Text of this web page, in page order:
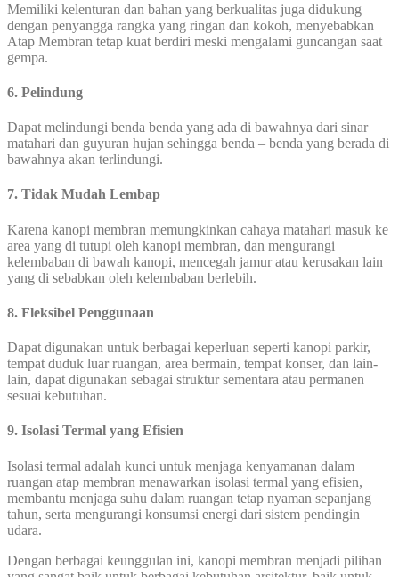
Memiliki kelenturan dan bahan yang berkualitas juga didukung
dengan penyangga rangka yang ringan dan kokoh, menyebabkan
Atap Membran tetap kuat berdiri meski mengalami guncangan saat
gempa.
6. Pelindung
Dapat melindungi benda benda yang ada di bawahnya dari sinar
matahari dan guyuran hujan sehingga benda – benda yang berada di
bawahnya akan terlindungi.
7. Tidak Mudah Lembap
Karena kanopi membran memungkinkan cahaya matahari masuk ke
area yang di tutupi oleh kanopi membran, dan mengurangi
kelembaban di bawah kanopi, mencegah jamur atau kerusakan lain
yang di sebabkan oleh kelembaban berlebih.
8. Fleksibel Penggunaan
Dapat digunakan untuk berbagai keperluan seperti kanopi parkir,
tempat duduk luar ruangan, area bermain, tempat konser, dan lain-
lain, dapat digunakan sebagai struktur sementara atau permanen
sesuai kebutuhan.
9. Isolasi Termal yang Efisien
Isolasi termal adalah kunci untuk menjaga kenyamanan dalam
ruangan atap membran menawarkan isolasi termal yang efisien,
membantu menjaga suhu dalam ruangan tetap nyaman sepanjang
tahun, serta mengurangi konsumsi energi dari sistem pendingin
udara.
Dengan berbagai keunggulan ini, kanopi membran menjadi pilihan